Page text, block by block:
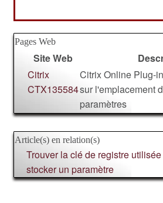
Pages Web
Site Web
Citrix
CTX135584
Citrix Online Plug-
sur l'emplacement
paramètres
Article(s) en relation(s)
Trouver la clé de registre
stocker un paramètre